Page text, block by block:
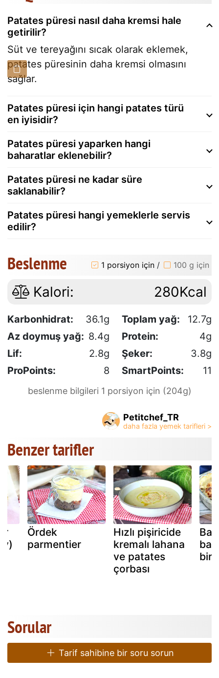
Patates püresi nasıl daha kremsi hale
getirilir?
Süt ve tereyağını sıcak olarak eklemek,
patates püresinin daha kremsi olmasını
sağlar.
Patates püresi için hangi patates türü
en iyisidir?
Patates püresi yaparken hangi
baharatlar eklenebilir?
Patates püresi ne kadar süre
saklanabilir?
Patates püresi hangi yemeklerle servis
edilir?
Beslenme 1 porsiyon için / 100 g için
Kalori: 280Kcal
Karbonhidrat: 36.1g Toplam yağ:
12.7g
Az doymuş yağ: 8.4g Protein:
4g
Lif:
2.8g Şeker:
3.8g
ProPoints:
8 SmartPoints: 11
beslenme bilgileri 1 porsiyon için (204g)
Petitchef_TR
Benzer tarifler
Ördek
parmentier
Hızlı pişiricide
kremalı lahana
ve patates
çorbası
bir
Sorular
Tarif sahibine bir soru sorun